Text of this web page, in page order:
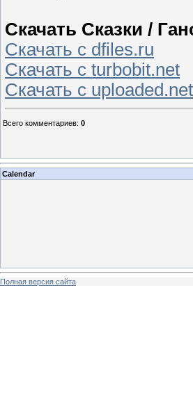
Скачать Сказки /
Скачать с dfiles.ru
Скачать с turbobit.net
Скачать с uploaded.net
Всего комментариев: 0
Calendar
Полная версия сайта